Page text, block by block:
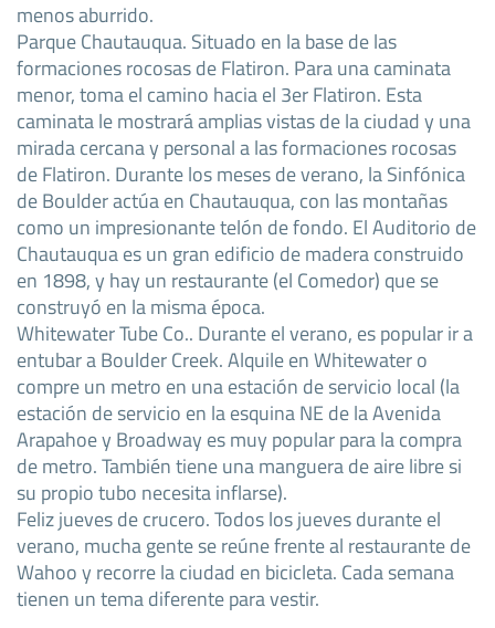
menos aburrido.
Parque Chautauqua. Situado en la base de las
formaciones rocosas de Flatiron. Para una caminata
menor, toma el camino hacia el 3er Flatiron. Esta
caminata le mostrará amplias vistas de la ciudad y una
mirada cercana y personal a las formaciones rocosas
de Flatiron. Durante los meses de verano, la Sinfónica
de Boulder actúa en Chautauqua, con las montañas
como un impresionante telón de fondo. El Auditorio de
Chautauqua es un gran edificio de madera construido
en 1898, y hay un restaurante (el Comedor) que se
construyó en la misma época.
Whitewater Tube Co.. Durante el verano, es popular ir a
entubar a Boulder Creek. Alquile en Whitewater o
compre un metro en una estación de servicio local (la
estación de servicio en la esquina NE de la Avenida
Arapahoe y Broadway es muy popular para la compra
de metro. También tiene una manguera de aire libre si
su propio tubo necesita inflarse).
Feliz jueves de crucero. Todos los jueves durante el
verano, mucha gente se reúne frente al restaurante de
Wahoo y recorre la ciudad en bicicleta. Cada semana
tienen un tema diferente para vestir.